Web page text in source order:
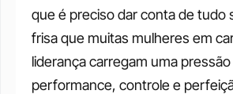
que é preciso dar conta de tudo
frisa que muitas mulheres em
liderança carregam uma
performance, controle e